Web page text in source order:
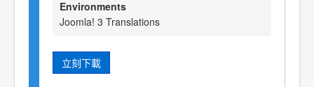
Environments
Joomla! 3 Translations
立刻下載